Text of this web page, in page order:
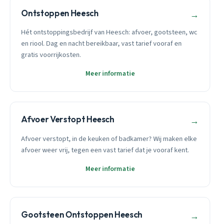
Ontstoppen Heesch →
Hét ontstoppingsbedrijf van Heesch: afvoer, gootsteen, wc
en riool. Dag en nacht bereikbaar, vast tarief vooraf en
gratis voorrijkosten.
Meer informatie
Afvoer Verstopt Heesch →
Afvoer verstopt, in de keuken of badkamer? Wij maken elke
afvoer weer vrij, tegen een vast tarief dat je vooraf kent.
Meer informatie
Gootsteen Ontstoppen Heesch →